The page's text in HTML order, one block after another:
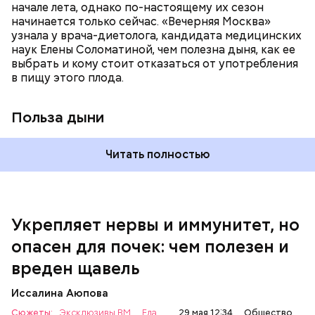
начале лета, однако по-настоящему их сезон
начинается только сейчас. «Вечерняя Москва»
узнала у врача-диетолога, кандидата медицинских
наук Елены Соломатиной, чем полезна дыня, как ее
выбрать и кому стоит отказаться от употребления
в пищу этого плода.
Польза дыни
магний — помогает калию и не дает сосудам
спазмироваться.
Читать полностью
Укрепляет нервы и иммунитет, но
опасен для почек: чем полезен и
вреден щавель
Иссалина Аюпова
Сюжеты: Эксклюзивы ВМ Еда 29 мая 12:34 Общество
— Если человек уже болеет мочекаменной
болезнью, щавель ему не рекомендуется. При
артрите, гастрите, холецистите, синдроме
раздраженного кишечника, язвах и панкреатите
По мнению специалиста, здоровому человеку
достаточно включать щавель в рацион несколько
виде или припущенном на сковороде.
— Однако если человеку нужно не разжижать
кровь, а наоборот, ее коагулировать, то нужно
уточнила диетолог.